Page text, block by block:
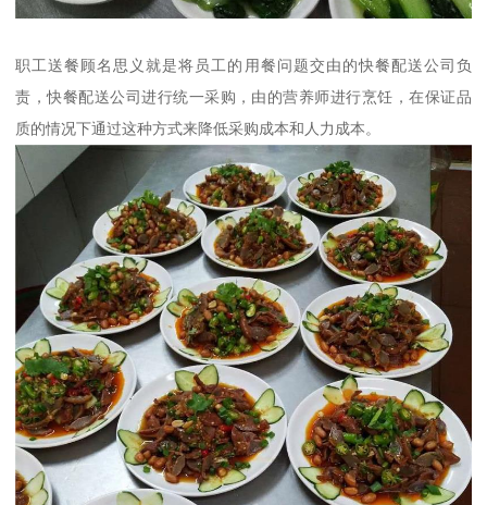
职工送餐顾名思义就是将员工的用餐问题交由的快餐配送公司负
责，快餐配送公司进行统一采购，由的营养师进行烹饪，在保证品
质的情况下通过这种方式来降低采购成本和人力成本。